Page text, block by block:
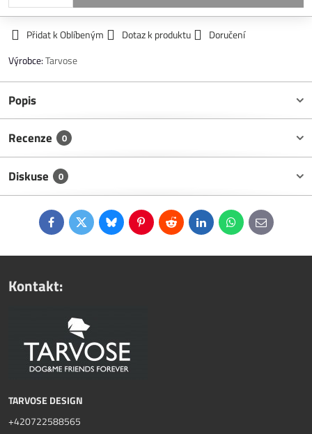
Přidat k Oblíbeným Dotaz k produktu
Doručení
Výrobce:Tarvose
Popis
Recenze 0
Diskuse 0
FacebookTwitterBlueskyPinterestReddit LinkedInWhatsApp
E-
mail
Kontakt:
TARVOSE DESIGN
+420722588565